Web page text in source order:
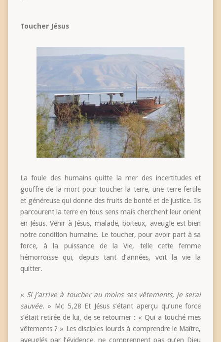
Toucher Jésus
La foule des humains quitte la mer des incertitudes et
gouffre de la mort pour toucher la terre, une terre fertile
et généreuse qui donne des fruits de bonté et de justice. Ils
parcourent la terre en tous sens mais cherchent leur orient
en Jésus. Venir à Jésus, malade, boiteux, aveugle est bien
notre condition humaine. Le toucher, pour avoir part à sa
force, à la puissance de la Vie, telle cette femme
hémorroïsse qui, depuis tant d’années, voit la vie la
quitter.
« Si j’arrive à toucher au moins ses vêtements, je serai
sauvée. » Mc 5,28 Et Jésus s’étant aperçu qu’une force
s’était retirée de lui, de se retourner : « Qui a touché mes
vêtements ? » Les disciples lourds à comprendre le Maître,
aveuglés par l’évidence, ne comprennent pas qu’en Dieu